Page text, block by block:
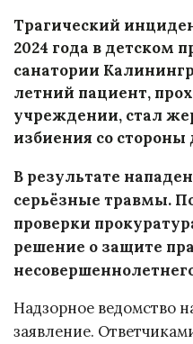
Трагический
2024 года в детском
санатории
летний пациент,
учреждении, стал
избиения со стороны
В результате
серьёзные травмы.
проверки
решение о защите
Надзорное ведомство
заявление.